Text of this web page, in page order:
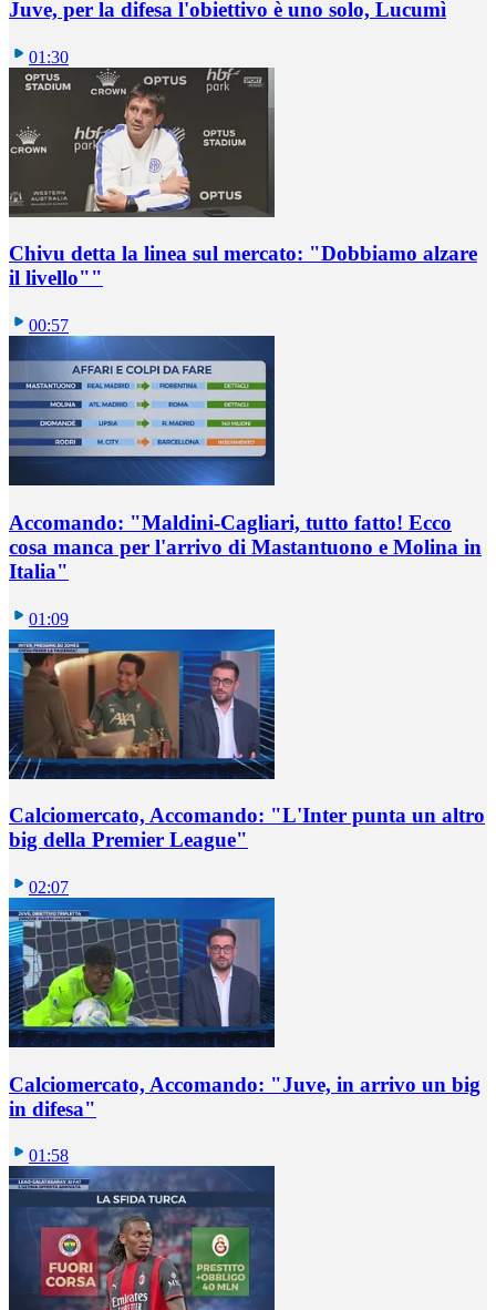
Juve, per la difesa l'obiettivo è uno solo, Lucumì
01:30
Chivu detta la linea sul mercato: "Dobbiamo alzare
il livello""
00:57
Accomando: "Maldini-Cagliari, tutto fatto! Ecco
cosa manca per l'arrivo di Mastantuono e Molina in
Italia"
01:09
Calciomercato, Accomando: "L'Inter punta un altro
big della Premier League"
02:07
Calciomercato, Accomando: "Juve, in arrivo un big
in difesa"
01:58